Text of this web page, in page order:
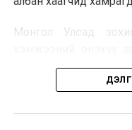
Монгол Улсад
зочид,
мэргэжлийн